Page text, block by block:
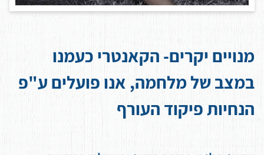
מנויים יקרים- הקאנטרי כעמנו
במצב של מלחמה, אנו פועלים ע"פ
הנחיות פיקוד העורף